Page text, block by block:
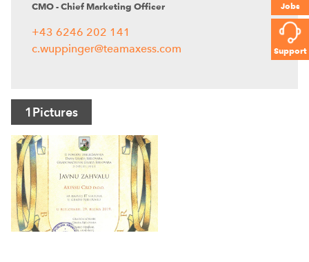
Jobs
Support
CMO - Chief Marketing Officer
+43 6246 202 141
c.wuppinger@teamaxess.com
1Pictures